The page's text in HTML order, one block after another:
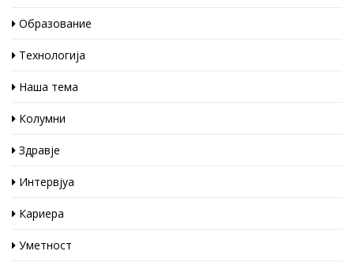
Образование
Технологија
Наша тема
Колумни
Здравје
Интервјуа
Кариера
Уметност